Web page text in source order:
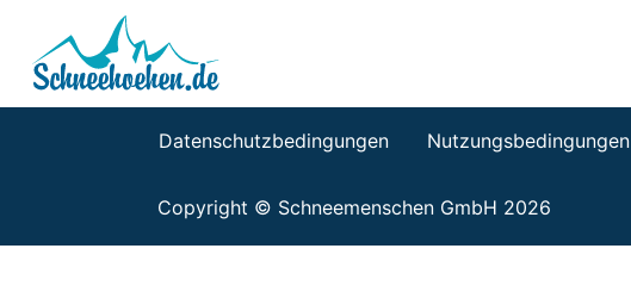
Datenschutzbedingungen Nutzungsbedingungen
Copyright © Schneemenschen GmbH 2026